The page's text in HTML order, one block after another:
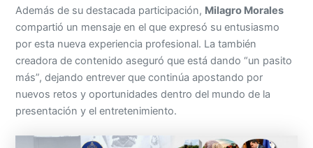
Además de su destacada participación, Milagro Morales
compartió un mensaje en el que expresó su entusiasmo
por esta nueva experiencia profesional. La también
creadora de contenido aseguró que está dando “un pasito
más”, dejando entrever que continúa apostando por
nuevos retos y oportunidades dentro del mundo de la
presentación y el entretenimiento.